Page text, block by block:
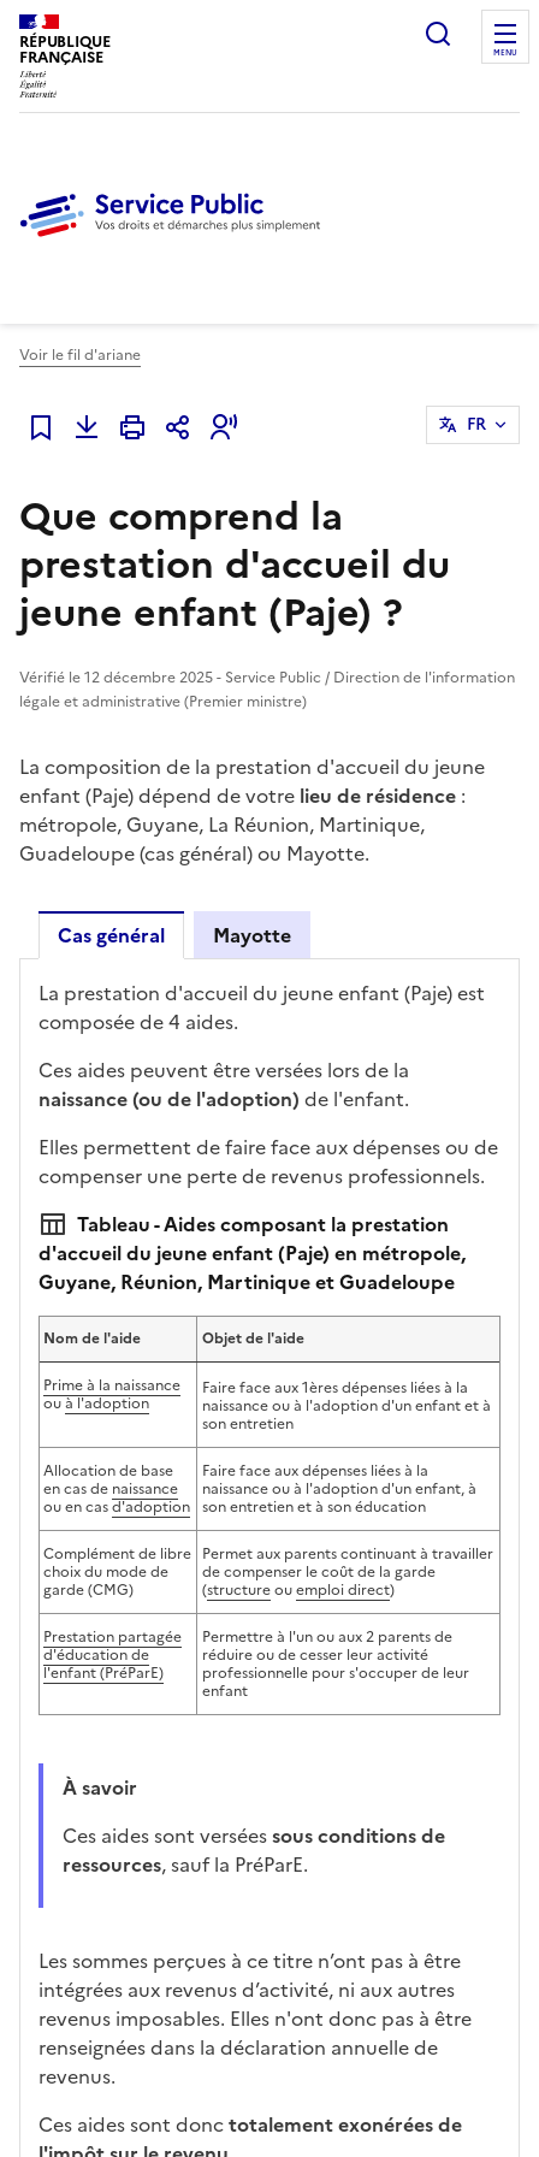
RÉPUBLIQUE
FRANÇAISE
Ouvrir
MENU
Voir le fil d'ariane
Ajouter à mes favoris
FR
Que comprend la
prestation d'accueil du
jeune enfant (Paje) ?
Vérifié le 12 décembre 2025 - Service Public / Direction de l'information
légale et administrative (Premier ministre)
La composition de la prestation d'accueil du jeune
enfant (Paje) dépend de votre lieu de résidence :
métropole, Guyane, La Réunion, Martinique,
Guadeloupe (cas général) ou Mayotte.
Cas général Mayotte
Cas général
La prestation d'accueil du jeune enfant (Paje) est
composée de 4 aides.
Ces aides peuvent être versées lors de la
naissance (ou de l'adoption) de l'enfant.
Elles permettent de faire face aux dépenses ou de
compenser une perte de revenus professionnels.
Tableau - Aides composant la prestation
d'accueil du jeune enfant (Paje) en métropole,
Guyane, Réunion, Martinique et Guadeloupe
Nom de l'aide Objet de l'aide
Prime à la naissance
ouà l'adoption
Faire face aux 1ères dépenses liées à la
naissance ou à l'adoption d'un enfant et à
son entretien
Allocation de base
en cas de naissance
ou en casd'adoption
Faire face aux dépenses liées à la
naissance ou à l'adoption d'un enfant, à
son entretien et à son éducation
Complément de libre
choix du mode de
garde (CMG)
Permet aux parents continuant à travailler
de compenser le coût de la garde
(structureouemploi direct)
Prestation partagée
d'éducation de
l'enfant (PréParE)
Permettre à l'un ou aux 2 parents de
réduire ou de cesser leur activité
professionnelle pour s'occuper de leur
enfant
À savoir
Ces aides sont verséessous conditions de
ressources, sauf la PréParE.
Les sommes perçues à ce titre n’ont pas à être
intégrées aux revenus d’activité, ni aux autres
revenus imposables. Elles n'ont donc pas à être
renseignées dans la déclaration annuelle de
revenus.
Ces aides sont donctotalement exonérées de